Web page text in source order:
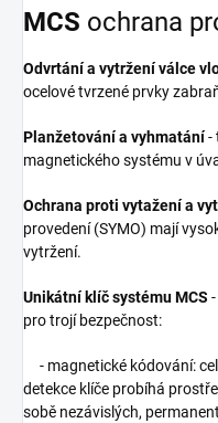
MCS ochrana
Odvrtání a vytržení válce
ocelové tvrzené prvky
Planžetování a vyhmatání-
magnetického systému v
Ochrana proti vytažení a
provedení (SYMO) mají
vytržení.
Unikátní klíč systému MCS
pro trojí bezpečnost:
- magnetické kódování:
detekce klíče probíhá
sobě nezávislých,